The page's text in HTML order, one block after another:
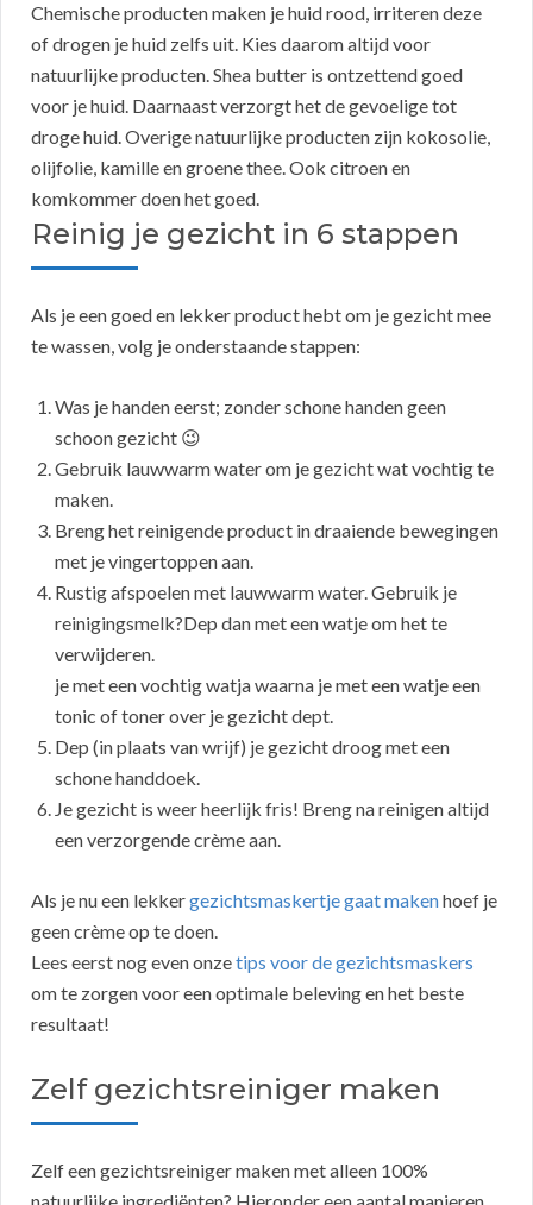
Chemische producten maken je huid rood, irriteren deze
of drogen je huid zelfs uit. Kies daarom altijd voor
natuurlijke producten. Shea butter is ontzettend goed
voor je huid. Daarnaast verzorgt het de gevoelige tot
droge huid. Overige natuurlijke producten zijn kokosolie,
olijfolie, kamille en groene thee. Ook citroen en
komkommer doen het goed.
Reinig je gezicht in 6 stappen
Als je een goed en lekker product hebt om je gezicht mee
te wassen, volg je onderstaande stappen:
Was je handen eerst; zonder schone handen geen
schoon gezicht 😉
Gebruik lauwwarm water om je gezicht wat vochtig te
maken.
Breng het reinigende product in draaiende bewegingen
met je vingertoppen aan.
Rustig afspoelen met lauwwarm water. Gebruik je
reinigingsmelk?Dep dan met een watje om het te
verwijderen.
je met een vochtig watja waarna je met een watje een
tonic of toner over je gezicht dept.
Dep (in plaats van wrijf) je gezicht droog met een
schone handdoek.
Je gezicht is weer heerlijk fris! Breng na reinigen altijd
een verzorgende crème aan.
Als je nu een lekkergezichtsmaskertje gaat makenhoef je
geen crème op te doen.
Lees eerst nog even onzetips voor de gezichtsmaskers
om te zorgen voor een optimale beleving en het beste
resultaat!
Zelf gezichtsreiniger maken
Zelf een gezichtsreiniger maken met alleen 100%
natuurlijke ingrediënten? Hieronder een aantal manieren